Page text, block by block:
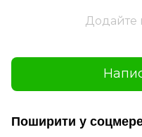
Додайте
Поширити у